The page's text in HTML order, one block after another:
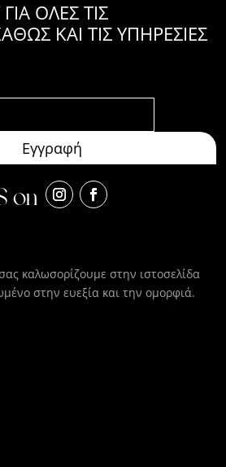
ΟΛΕΣ ΤΙΣ
ΚΑΙ ΤΙΣ ΥΠΗΡΕΣΙΕΣ
on
καλωσορίζουμε στην ιστοσελίδα
στην ευεξία και την ομορφιά.